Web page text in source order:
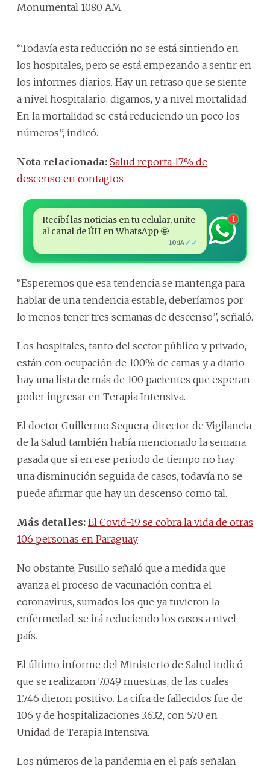
Monumental 1080 AM.
“Todavía esta reducción no se está sintiendo en
los hospitales, pero se está empezando a sentir en
los informes diarios. Hay un retraso que se siente
a nivel hospitalario, digamos, y a nivel mortalidad.
En la mortalidad se está reduciendo un poco los
números”, indicó.
Nota relacionada: Salud reporta 17% de
descenso en contagios
Recibí las noticias en tu celular, unite
al canal de ÚH en WhatsApp 🤩
10:14✓✓
1
“Esperemos que esa tendencia se mantenga para
hablar de una tendencia estable, deberíamos por
lo menos tener tres semanas de descenso”, señaló.
Los hospitales, tanto del sector público y privado,
están con ocupación de 100% de camas y a diario
hay una lista de más de 100 pacientes que esperan
poder ingresar en Terapia Intensiva.
El doctor Guillermo Sequera, director de Vigilancia
de la Salud también había mencionado la semana
pasada que si en ese periodo de tiempo no hay
una disminución seguida de casos, todavía no se
puede afirmar que hay un descenso como tal.
Más detalles: El Covid-19 se cobra la vida de otras
106 personas en Paraguay
No obstante, Fusillo señaló que a medida que
avanza el proceso de vacunación contra el
coronavirus, sumados los que ya tuvieron la
enfermedad, se irá reduciendo los casos a nivel
país.
El último informe del Ministerio de Salud indicó
que se realizaron 7.049 muestras, de las cuales
1.746 dieron positivo. La cifra de fallecidos fue de
106 y de hospitalizaciones 3.632, con 570 en
Unidad de Terapia Intensiva.
Los números de la pandemia en el país señalan